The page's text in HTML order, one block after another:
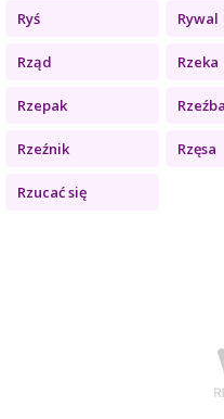
Ryś Rywal
Rząd Rzeka
Rzepak Rzeźba
Rzeźnik Rzęsa
Rzucać się